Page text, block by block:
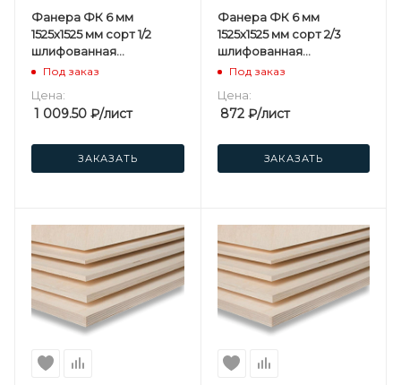
Фанера ФК 6 мм
1525х1525 мм сорт 1/2
шлифованная
березовая
Под заказ
Цена:
1 009.50 ₽/лист
ЗАКАЗАТЬ
Фанера ФК 6 мм
1525х1525 мм сорт 2/3
шлифованная
березовая
Под заказ
Цена:
872₽/лист
ЗАКАЗАТЬ